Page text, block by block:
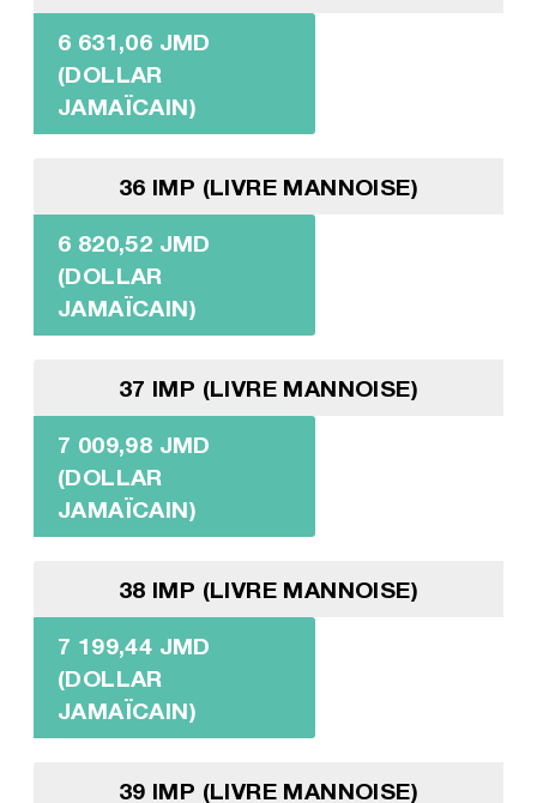
6 631,06 JMD
(DOLLAR
JAMAÏCAIN)
36 IMP (LIVRE MANNOISE)
6 820,52 JMD
(DOLLAR
JAMAÏCAIN)
37 IMP (LIVRE MANNOISE)
7 009,98 JMD
(DOLLAR
JAMAÏCAIN)
38 IMP (LIVRE MANNOISE)
7 199,44 JMD
(DOLLAR
JAMAÏCAIN)
39 IMP (LIVRE MANNOISE)